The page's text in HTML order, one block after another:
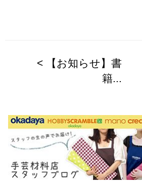
< 【お知らせ】書
籍...